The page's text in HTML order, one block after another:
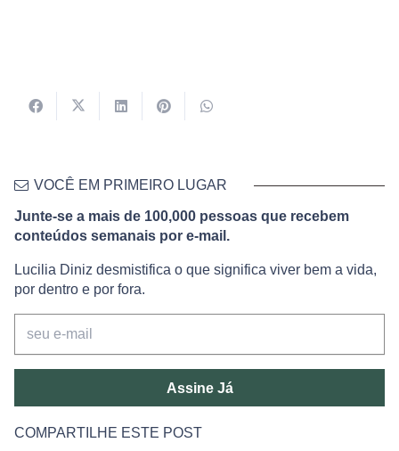
VOCÊ EM PRIMEIRO LUGAR
Junte-se a mais de 100,000 pessoas que recebem
conteúdos semanais por e-mail.
Lucilia Diniz desmistifica o que significa viver bem a vida,
por dentro e por fora.
Assine Já
COMPARTILHE ESTE POST